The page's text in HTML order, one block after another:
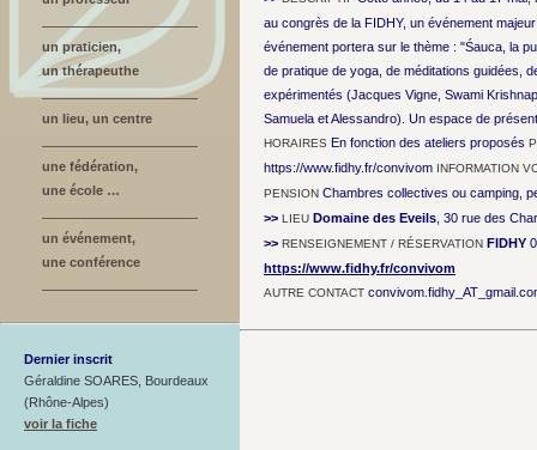
un praticien,
un thérapeuthe
un lieu, un centre
une fédération,
une école …
un événement,
une conférence
Dernier inscrit
Géraldine SOARES, Bourdeaux
(Rhône-Alpes)
voir la fiche
au congrès de la FIDHY, un événement
événement portera sur le thème : "Śauca, la
de pratique de yoga, de méditations guidées,
expérimentés (Jacques Vigne, Swami
Samuela et Alessandro). Un espace de
HORAIRES En fonction des ateliers proposés
https://www.fidhy.fr/convivom INFORMATION
PENSION Chambres collectives ou camping,
>> LIEU Domaine des Eveils , 30 rue des
>> RENSEIGNEMENT / RÉSERVATION FIDHY
https://www.fidhy.fr/convivom
AUTRE CONTACT